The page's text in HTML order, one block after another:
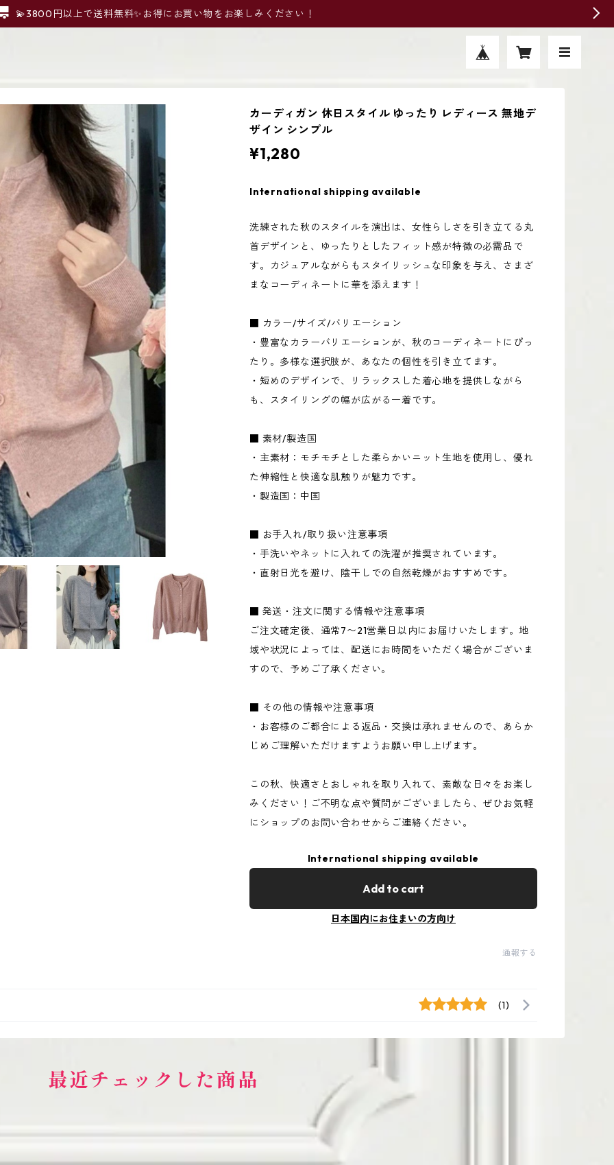
💫3800円以上で送料無料✨お得にお買い物をお楽しみください！
カーディガン 休日スタイル ゆったり レディース 無地デ
ザイン シンプル
¥1,280
International shipping available
洗練された秋のスタイルを演出は、女性らしさを引き立てる丸
首デザインと、ゆったりとしたフィット感が特徴の必需品で
す。カジュアルながらもスタイリッシュな印象を与え、さまざ
まなコーディネートに華を添えます！
■ カラー/サイズ/バリエーション
・豊富なカラーバリエーションが、秋のコーディネートにぴっ
たり。多様な選択肢が、あなたの個性を引き立てます。
・短めのデザインで、リラックスした着心地を提供しながら
も、スタイリングの幅が広がる一着です。
■ 素材/製造国
・主素材：モチモチとした柔らかいニット生地を使用し、優れ
た伸縮性と快適な肌触りが魅力です。
・製造国：中国
■ お手入れ/取り扱い注意事項
・手洗いやネットに入れての洗濯が推奨されています。
・直射日光を避け、陰干しでの自然乾燥がおすすめです。
■ 発送・注文に関する情報や注意事項
ご注文確定後、通常7〜21営業日以内にお届けいたします。地
域や状況によっては、配送にお時間をいただく場合がございま
すので、予めご了承ください。
■ その他の情報や注意事項
・お客様のご都合による返品・交換は承れませんので、あらか
じめご理解いただけますようお願い申し上げます。
この秋、快適さとおしゃれを取り入れて、素敵な日々をお楽し
みください！ご不明な点や質問がございましたら、ぜひお気軽
にショップのお問い合わせからご連絡ください。
International shipping available
Add to cart
日本国内にお住まいの方向け
通報する
(1)
最近チェックした商品